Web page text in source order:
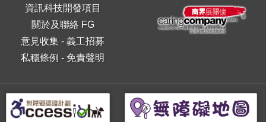
資訊科技開發項目
關於及聯絡 FG
意見收集 -義工招募
私穩條例 - 免責聲明